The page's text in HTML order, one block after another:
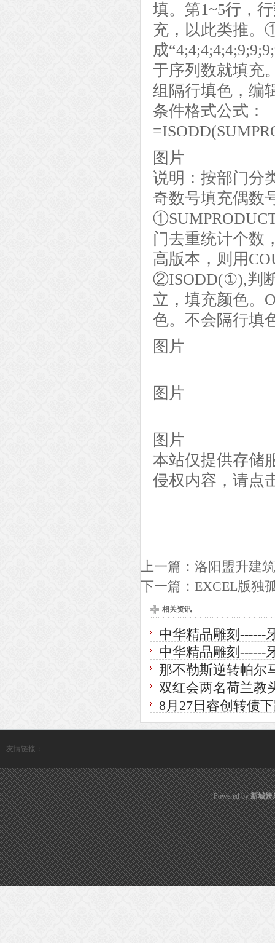
填。第1~5行，
充，以此类推。
成
于序列数就填充
组隔行填色，编
条件格式公式：
图片
说明：按部门分
奇数号填充偶数
门去重统计个数
高版本，则用
②ISODD(①),判
立，填充颜色。
色。不会隔行填
图片
图片
图片
本站仅提供存储
侵权内容，请点
上一篇： 洛阳盟升建
下一篇： EXCEL版独
相关资讯
中华精品雕刻------
中华精品雕刻------
那不勒斯逆转帕尔
双红会两名荷兰教
8月27日睿创转债
友情链接：
Powered by新城娱